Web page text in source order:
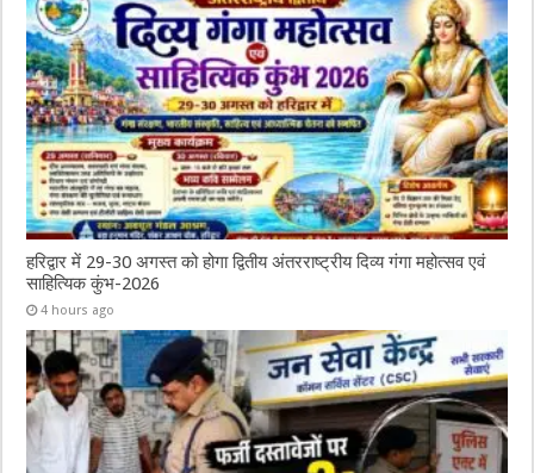
हरिद्वार में 29-30 अगस्त को होगा द्वितीय अंतरराष्ट्रीय दिव्य गंगा महोत्सव एवं
साहित्यिक कुंभ-2026
4 hours ago